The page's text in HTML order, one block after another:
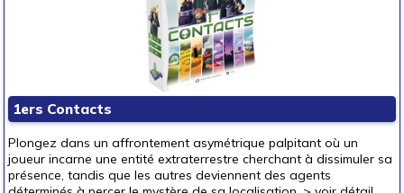
1ers Contacts
Plongez dans un affrontement asymétrique palpitant où un
joueur incarne une entité extraterrestre cherchant à dissimuler sa
présence, tandis que les autres deviennent des agents